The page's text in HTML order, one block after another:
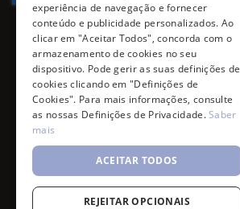
experiência de navegação e fornecer
conteúdo e publicidade personalizados. Ao
clicar em "Aceitar Todos", concorda com o
armazenamento de cookies no seu
dispositivo. Pode gerir as suas definições de
cookies clicando em "Definições de
Cookies". Para mais informações, consulte
as nossas Definições de Privacidade.Saber
mais
ACEITAR TODOS
REJEITAR OPCIONAIS